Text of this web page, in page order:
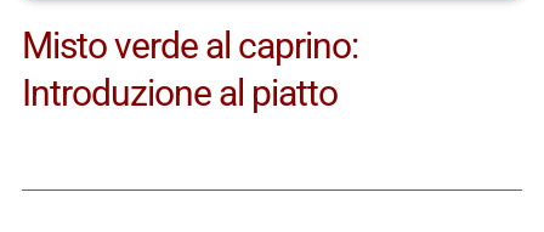
Misto verde al caprino:
Introduzione al piatto